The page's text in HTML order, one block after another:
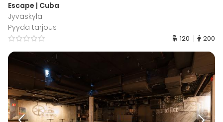
Escape | Cuba
Jyväskylä
Pyydä tarjous
120 200